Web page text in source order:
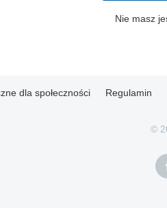
Nie masz
dla społeczności Regulamin
©